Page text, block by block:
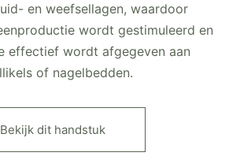
en weefsellagen, waardoor
wordt gestimuleerd en
effectief wordt afgegeven aan
of nagelbedden.
Bekijk dit handstuk